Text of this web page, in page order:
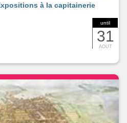
until
31
AOUT
à la capitainerie